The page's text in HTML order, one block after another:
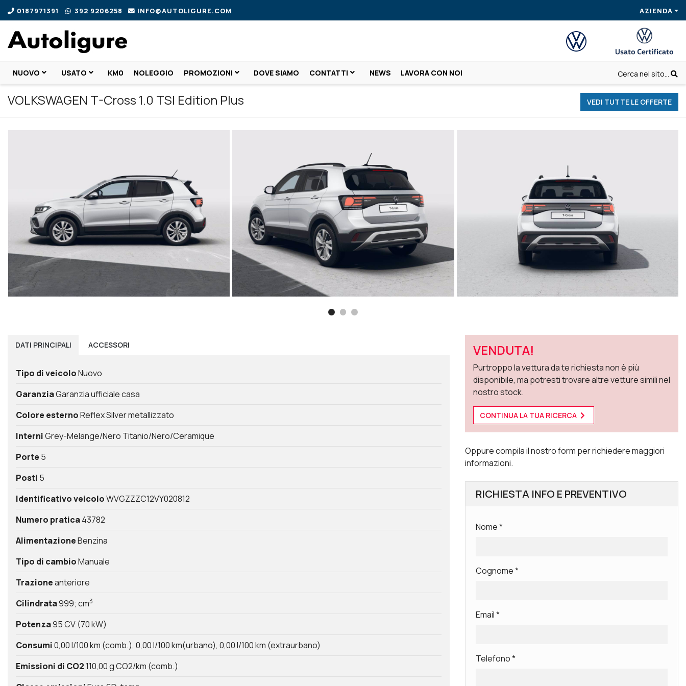
0187971391 392 9206258 INFO@AUTOLIGURE.COM AZIENDA
NUOVO USATO KM0 NOLEGGIO PROMOZIONI DOVE SIAMO CONTATTI NEWS LAVORA CON NOI Cerca nel sito...
VOLKSWAGEN T-Cross 1.0 TSI Edition Plus VEDI TUTTE LE OFFERTE
DATI PRINCIPALI ACCESSORI
Tipo di veicoloNuovo
GaranziaGaranzia ufficiale casa
Colore esternoReflex Silver metallizzato
InterniGrey-Melange/Nero Titanio/Nero/Ceramique
Porte 5
Posti 5
Identificativo veicoloWVGZZZC12VY020812
Numero pratica43782
AlimentazioneBenzina
Tipo di cambioManuale
Trazioneanteriore
Cilindrata999; cm3
Potenza95 CV (70 kW)
Consumi0,00 l/100 km (comb.) 0,00 l/100 km(urbano) 0,00 l/100 km (extraurbano)
Emissioni di CO2110,00 g CO2/km (comb.)
VENDUTA!
Purtroppo la vettura da te richiesta non è più
disponibile, ma potresti trovare altre vetture simili nel
nostro stock.
CONTINUA LA TUA RICERCA
Oppure compila il nostro form per richiedere maggiori
informazioni.
RICHIESTA INFO E PREVENTIVO
Nome*
Cognome*
Email*
Telefono*